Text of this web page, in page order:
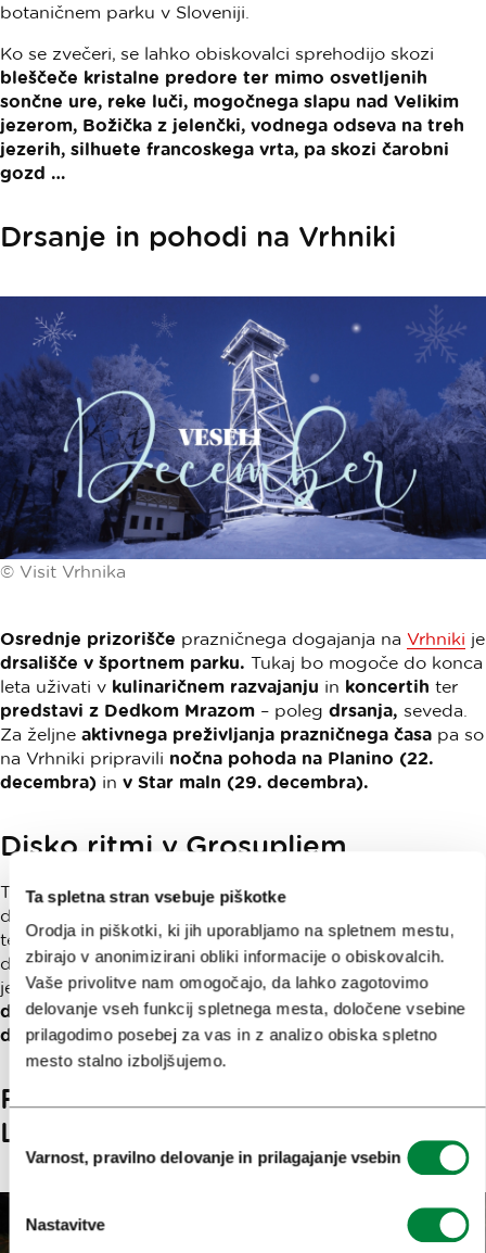
Ta spletna stran vsebuje piškotke
Orodja in piškotki, ki jih uporabljamo na spletnem mestu,
zbirajo v anonimizirani obliki informacije o obiskovalcih.
Vaše privolitve nam omogočajo, da lahko zagotovimo
delovanje vseh funkcij spletnega mesta, določene vsebine
prilagodimo posebej za vas in z analizo obiska spletno
mesto stalno izboljšujemo.
Izbira
soglasja
Varnost, pravilno delovanje in prilagajanje vsebin
Nastavitve
botaničnem parku v Sloveniji.
Ko se zvečeri, se lahko obiskovalci sprehodijo skozi
bleščeče kristalne predore ter mimo osvetljenih
sončne ure, reke luči, mogočnega slapu nad Velikim
jezerom, Božička z jelenčki, vodnega odseva na treh
jezerih, silhuete francoskega vrta, pa skozi čarobni
gozd …
Drsanje in pohodi na Vrhniki
© Visit Vrhnika
Osrednje prizorišče prazničnega dogajanja na Vrhniki je
drsališče v športnem parku. Tukaj bo mogoče do konca
leta uživati v kulinaričnem razvajanju in koncertih ter
predstavi z Dedkom Mrazom – poleg drsanja, seveda.
Za željne aktivnega preživljanja prazničnega časa pa so
na Vrhniki pripravili nočna pohoda na Planino (22.
decembra) in v Star maln (29. decembra).
Disko ritmi v Grosupljem
Tudi vGrosupljemjeosrednje prizorišče
dogajanja
tega, da je mogoče na njemdrsativsak dan, prirejajo ob
določenih dneh na njem tudidisko na ledu.Ob drsališču
je
božični sejem,do konca leta pa se bodo zvrstile še
druge prireditve: koncerti, postavitev jaslic, otroške
delavnice ...
Festival božičnega kruha v Velikih
Laščah